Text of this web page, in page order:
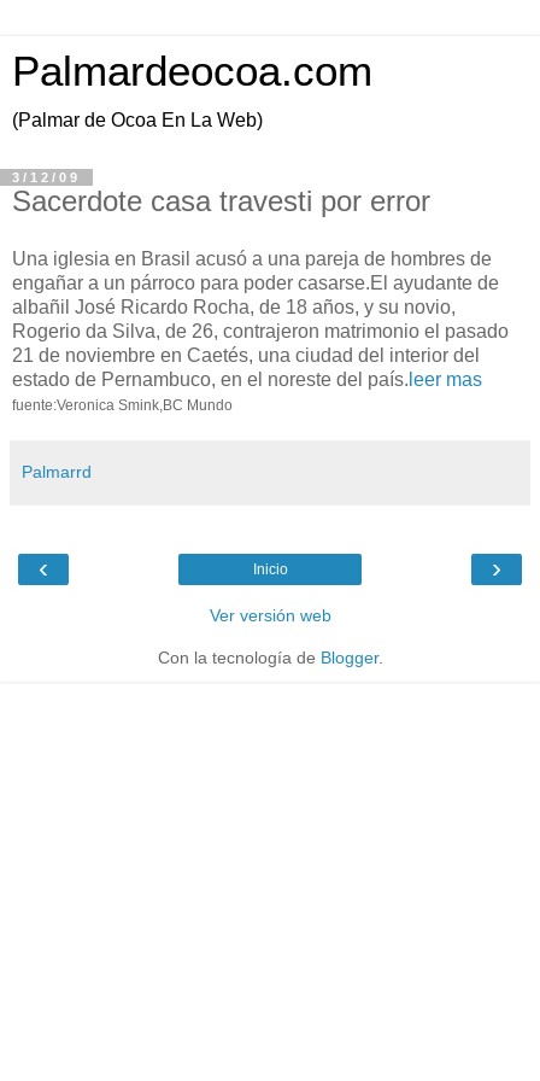
Palmardeocoa.com
(Palmar de Ocoa En La Web)
3/12/09
Sacerdote casa travesti por error
Una iglesia en Brasil acusó a una pareja de hombres de
engañar a un párroco para poder casarse.El ayudante de
albañil José Ricardo Rocha, de 18 años, y su novio,
Rogerio da Silva, de 26, contrajeron matrimonio el pasado
21 de noviembre en Caetés, una ciudad del interior del
estado de Pernambuco, en el noreste del país. leer mas
fuente:Veronica Smink,BC Mundo
Palmarrd
‹ ›
Inicio
Ver versión web
Con la tecnología de Blogger.